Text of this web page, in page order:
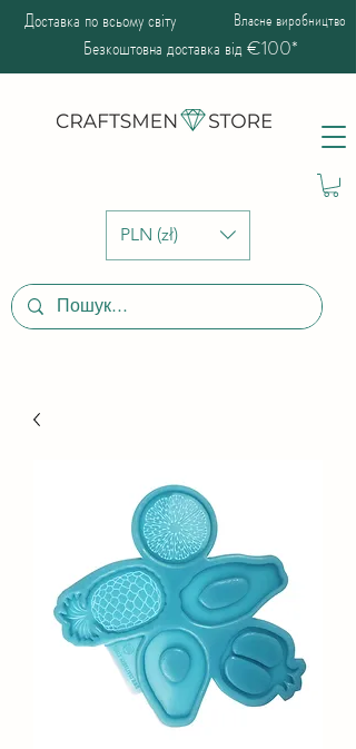
PLN (zł)
Доставка по всьому світу Власне виробництво
Безкоштовна доставка від €100*